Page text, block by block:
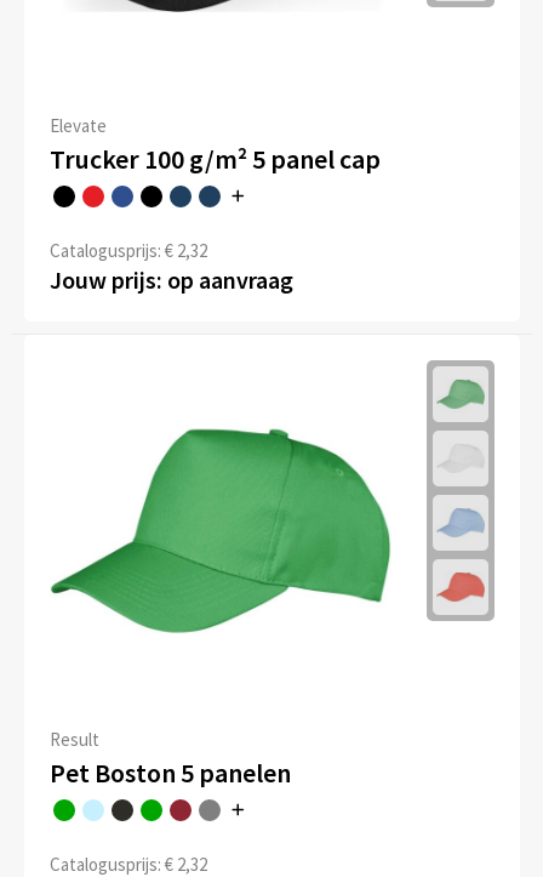
Elevate
Trucker 100 g/m² 5 panel cap
Catalogusprijs: € 2,32
Jouw prijs: op aanvraag
Result
Pet Boston 5 panelen
Catalogusprijs: € 2,32